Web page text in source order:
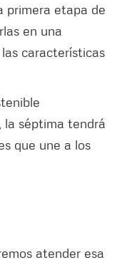
primera etapa de
en una
características
la séptima tendrá
que une a los
atender esa